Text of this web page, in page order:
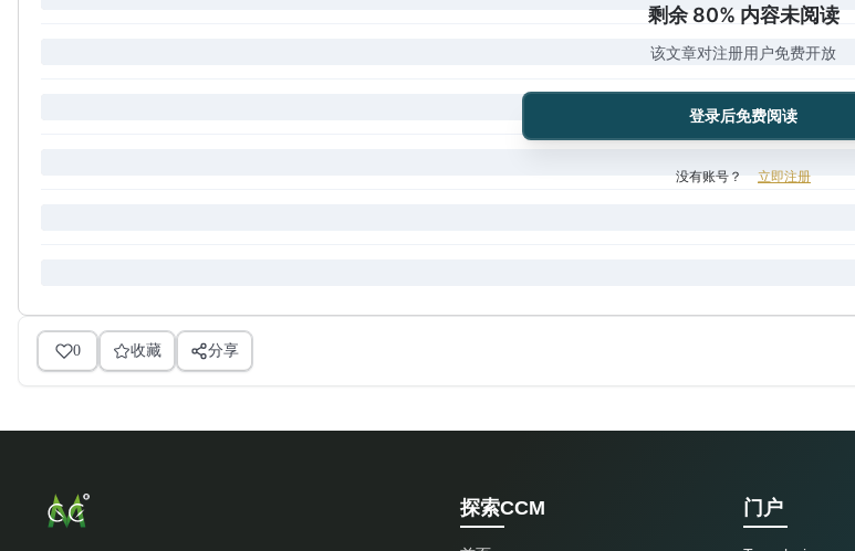
剩余 80% 内容未阅读
该文章对注册用户免费开放
登录后免费阅读
没有账号？ 立即注册
0 收藏 分享
探索CCM 门户